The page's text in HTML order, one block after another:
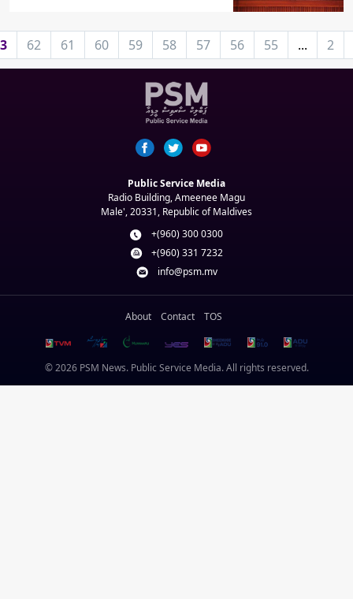
2
...
55
56
57
58
59
60
61
62
Public Service Media
Radio Building, Ameenee Magu
Male', 20331, Republic of Maldives
+(960) 300 0300
+(960) 331 7232
info@psm.mv
About Contact TOS
© 2026 PSM News. Public Service Media. All rights reserved.